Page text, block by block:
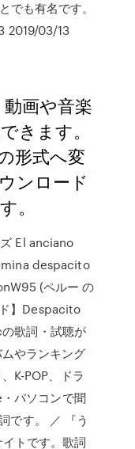
でも有名です。
2019/03/13
画や音楽
きます。
形式へ変
ンロード
。
El anciano
despacito
(ペルー の
】Despacito
歌詞・試聴が
やランキング
K-POP、ドラ
パソコンで聞
です。 ／ 『う
トです。歌詞